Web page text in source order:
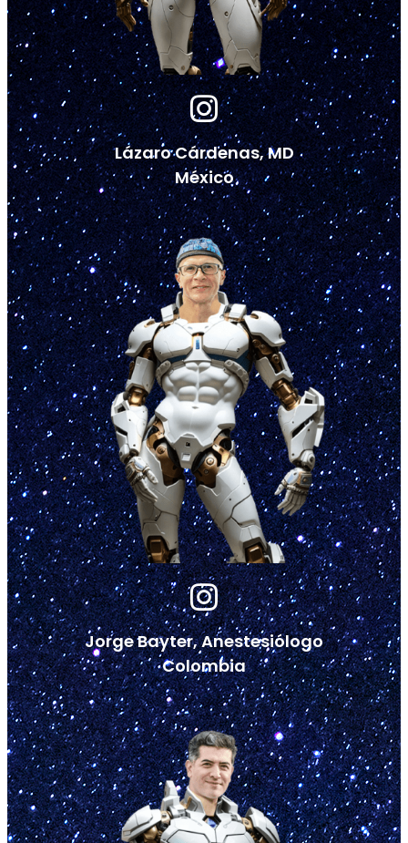
Lázaro Cárdenas, MD
México
Jorge Bayter, Anestesiólogo
Colombia